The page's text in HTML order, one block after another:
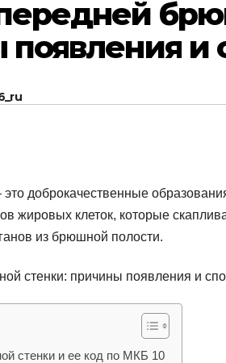
и
доброкачественные
жировых клеток, которые
из брюшной полости.
стенки и ее код по МКБ 10